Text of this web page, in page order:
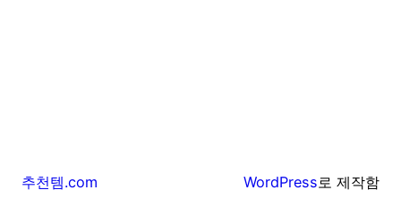
추천템.com WordPress로 제작함